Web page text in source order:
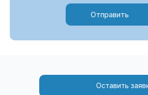
Отправить
Оставить